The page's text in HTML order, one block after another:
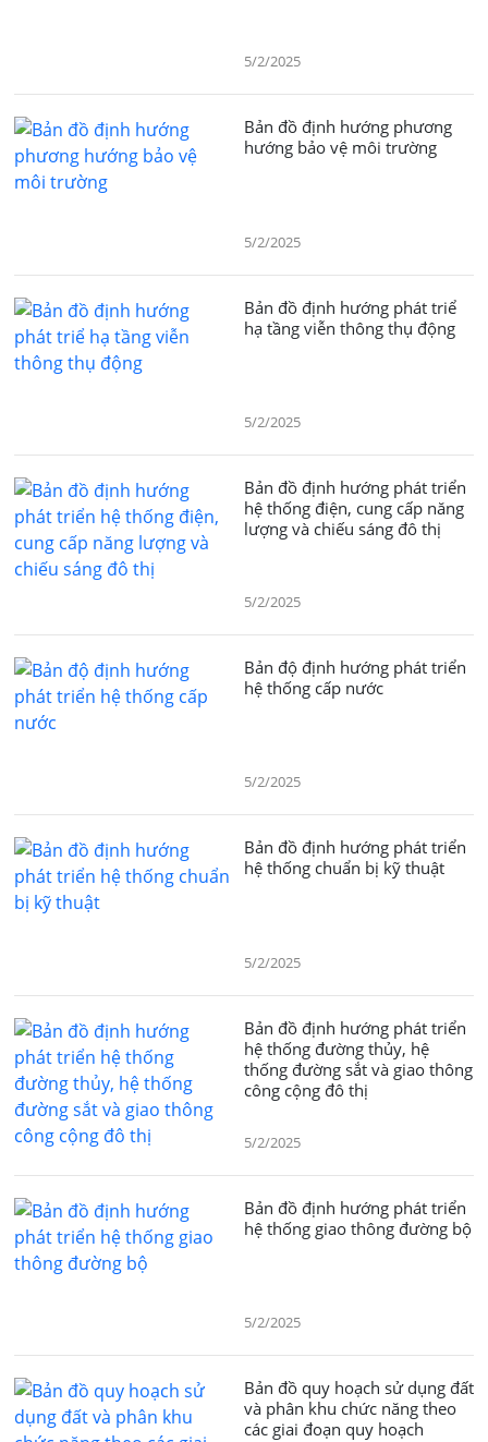
5/2/2025
Bản đồ định hướng phương
hướng bảo vệ môi trường
5/2/2025
Bản đồ định hướng phát triể
hạ tầng viễn thông thụ động
5/2/2025
Bản đồ định hướng phát triển
hệ thống điện, cung cấp năng
lượng và chiếu sáng đô thị
5/2/2025
Bản độ định hướng phát triển
hệ thống cấp nước
5/2/2025
Bản đồ định hướng phát triển
hệ thống chuẩn bị kỹ thuật
5/2/2025
Bản đồ định hướng phát triển
hệ thống đường thủy, hệ
thống đường sắt và giao thông
công cộng đô thị
5/2/2025
Bản đồ định hướng phát triển
hệ thống giao thông đường bộ
5/2/2025
Bản đồ quy hoạch sử dụng đất
và phân khu chức năng theo
các giai đoạn quy hoạch